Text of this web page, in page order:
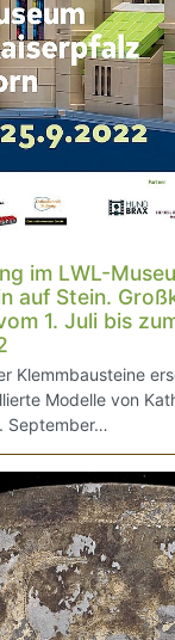
im LWL-
auf Stein.
1. Juli bis
Klemmbausteine
Modelle von
September…